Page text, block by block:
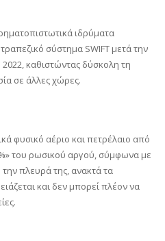
ιδρύματα
σύστημα SWIFT μετά την
καθιστώντας δύσκολη τη
σε άλλες χώρες.
φυσικό αέριο και πετρέλαιο από
του ρωσικού αργού, σύμφωνα με
πλευρά της, ανακτά τα
και δεν μπορεί πλέον να